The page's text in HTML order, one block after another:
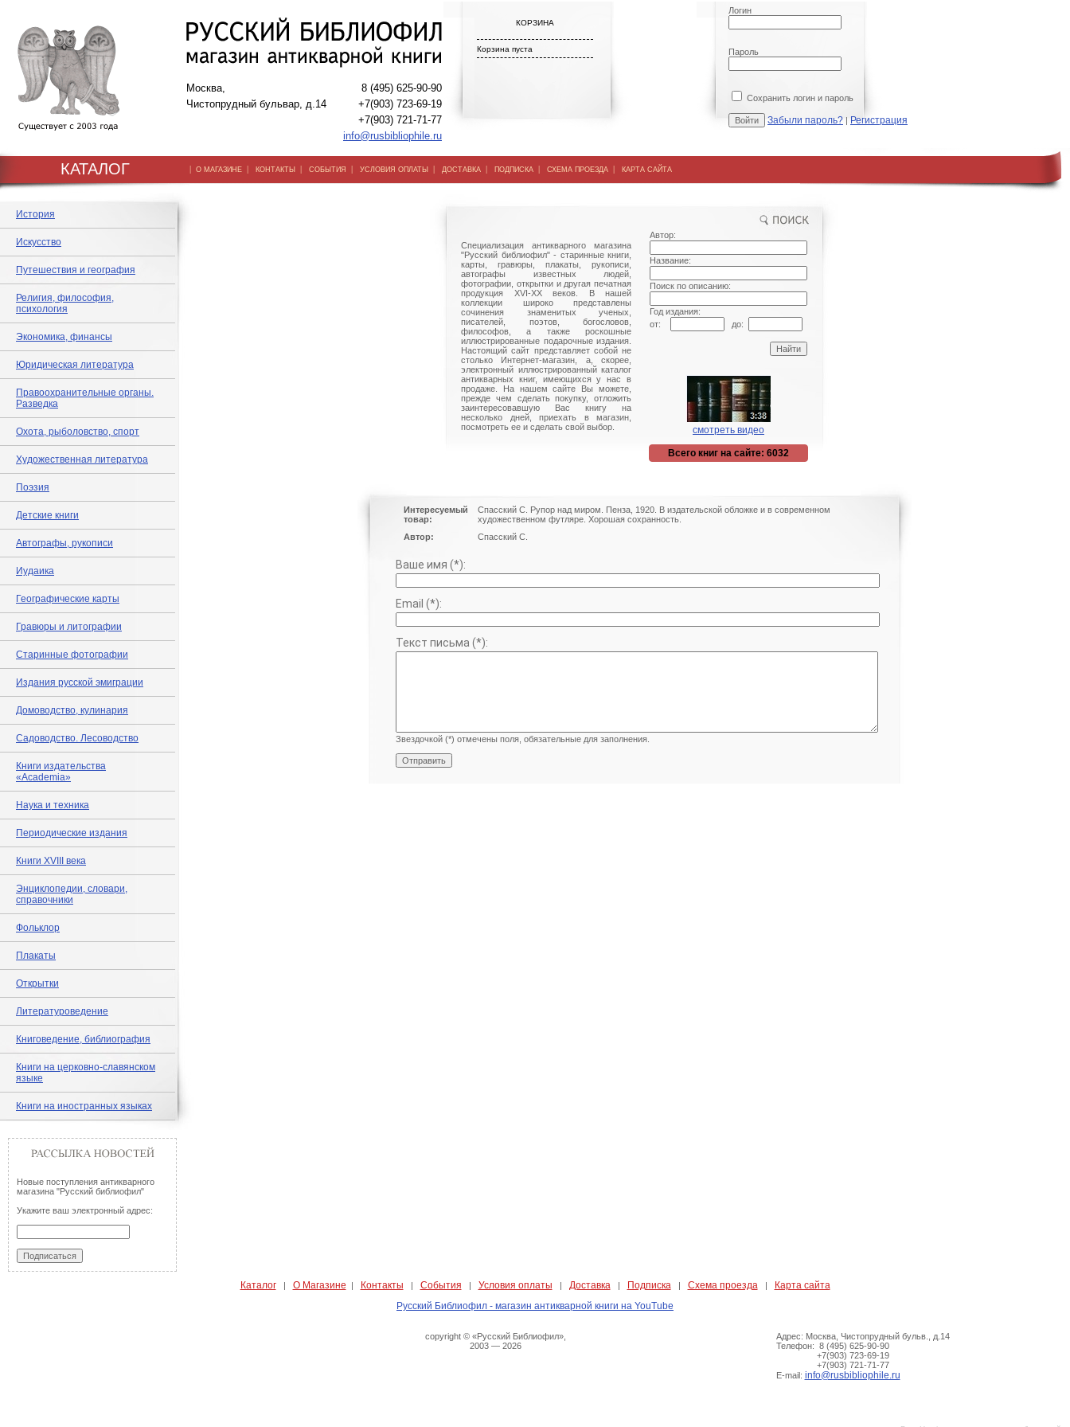
Москва,
Чистопрудный бульвар, д.14
8 (495) 625-90-90
+7(903) 723-69-19
+7(903) 721-71-77
info@rusbibliophile.ru
КОРЗИНА
Корзина пуста
Логин
Пароль
Сохранить логин и пароль
Забыли пароль? | Регистрация
КАТАЛОГ | О МАГАЗИНЕ | КОНТАКТЫ | СОБЫТИЯ | УСЛОВИЯ ОПЛАТЫ | ДОСТАВКА | ПОДПИСКА | СХЕМА ПРОЕЗДА | КАРТА САЙТА
История
Искусство
Путешествия и география
Религия, философия,
психология
Экономика, финансы
Юридическая литература
Правоохранительные органы.
Разведка
Охота, рыболовство, спорт
Художественная литература
Поэзия
Детские книги
Автографы, рукописи
Иудаика
Географические карты
Гравюры и литографии
Старинные фотографии
Издания русской эмиграции
Домоводство, кулинария
Садоводство. Лесоводство
Книги издательства
«Academia»
Наука и техника
Периодические издания
Книги XVIII века
Энциклопедии, словари,
справочники
Фольклор
Плакаты
Открытки
Литературоведение
Книговедение, библиография
Книги на церковно-славянском
языке
Книги на иностранных языках
Новые поступления антикварного
магазина "Русский библиофил"
Укажите ваш электронный адрес:
Специализация антикварного магазина
"Русский библиофил" - старинные книги,
карты, гравюры, плакаты, рукописи,
автографы известных людей,
фотографии, открытки и другая печатная
продукция XVI-XX веков. В нашей
коллекции широко представлены
сочинения знаменитых ученых,
писателей, поэтов, богословов,
философов, а также роскошные
иллюстрированные подарочные издания.
Настоящий сайт представляет собой не
столько Интернет-магазин, а, скорее,
электронный иллюстрированный каталог
антикварных книг, имеющихся у нас в
продаже. На нашем сайте Вы можете,
прежде чем сделать покупку, отложить
заинтересовавшую Вас книгу на
несколько дней, приехать в магазин,
посмотреть ее и сделать свой выбор.
Автор:
Название:
Поиск по описанию:
Год издания:
от:
до:
смотреть видео
Всего книг на сайте: 6032
Интересуемый
товар:
Спасский С. Рупор над миром. Пенза, 1920. В издательской обложке и в современном
художественном футляре. Хорошая сохранность.
Автор:
Спасский С.
Ваше имя (*):
Email (*):
Текст письма (*):
Звездочкой (*) отмечены поля, обязательные для заполнения.
Каталог| О Магазине | Контакты | События | Условия оплаты | Доставка | Подписка | Схема проезда |
Карта сайта
Русский Библиофил - магазин антикварной книги на YouTube
copyright © «Русский Библиофил»,
2003 — 2026
Адрес: Москва, Чистопрудный бульв., д.14
Телефон: 8 (495) 625-90-90
+7(903) 723-69-19
+7(903) 721-71-77
E-mail: info@rusbibliophile.ru